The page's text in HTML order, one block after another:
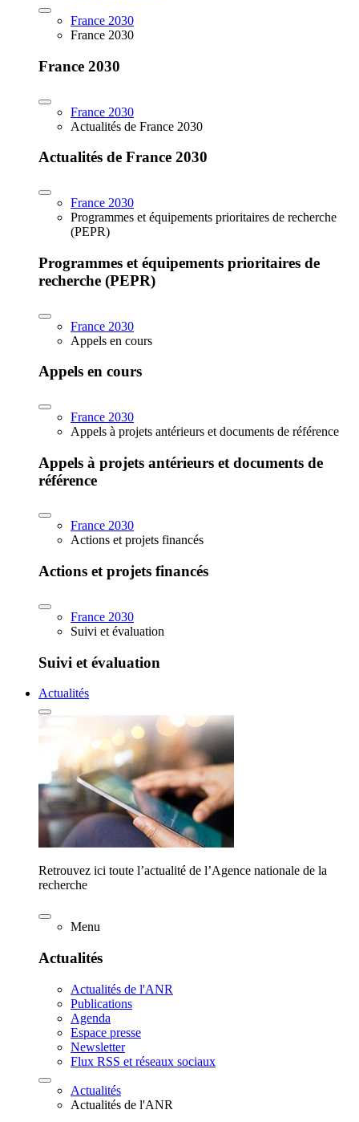
France 2030
France 2030
France 2030
France 2030
Actualités de France 2030
Actualités de France 2030
France 2030
Programmes et équipements prioritaires de recherche
(PEPR)
Programmes et équipements prioritaires de
recherche (PEPR)
France 2030
Appels en cours
Appels en cours
France 2030
Appels à projets antérieurs et documents de référence
Appels à projets antérieurs et documents de
référence
France 2030
Actions et projets financés
Actions et projets financés
France 2030
Suivi et évaluation
Suivi et évaluation
Actualités
Retrouvez ici toute l’actualité de l’Agence nationale de la
recherche
Menu
Actualités
Actualités de l'ANR
Publications
Agenda
Espace presse
Newsletter
Flux RSS et réseaux sociaux
Actualités
Actualités de l'ANR